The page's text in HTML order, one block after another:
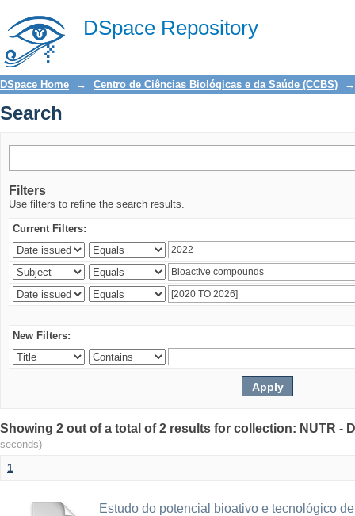
DSpace Repository
Search
DSpace Home → Centro de Ciências Biológicas e da Saúde (CCBS) →
Search
Filters
Use filters to refine the search results.
Current Filters:
New Filters:
Showing 2 out of a total of 2 results for collection: NUTR -
seconds)
1
Estudo do potencial bioativo e tecnológico